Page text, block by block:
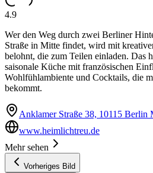
4.9
Wer den Weg durch zwei Berliner
Straße in Mitte findet, wird mit
belohnt, die zum Teilen einladen. Das
saisonale Küche mit französischen
Wohlfühlambiente und Cocktails, die
bekommt.
Anklamer Straße 38, 10115 Berlin
www.heimlichtreu.de
Mehr sehen
Vorheriges Bild